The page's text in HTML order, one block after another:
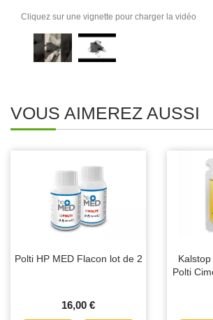
Cliquez sur une vignette pour charger la vidéo
VOUS AIMEREZ AUSSI
Polti HP MED Flacon lot de 2
16,00 €
Polti